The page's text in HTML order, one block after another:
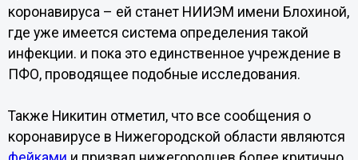
коронавируса – ей станет НИИЭМ имени Блохиной,
где уже имеется система определения такой
инфекции. и пока это единственное учреждение в
ПФО, проводящее подобные исследования.
Также Никитин отметил, что все сообщения о
коронавирусе в Нижегородской области являются